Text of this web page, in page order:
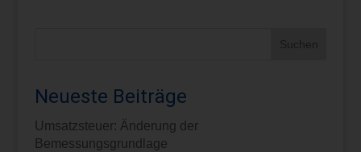
Neueste Beiträge
Umsatzsteuer: Änderung der
Bemessungsgrundlage